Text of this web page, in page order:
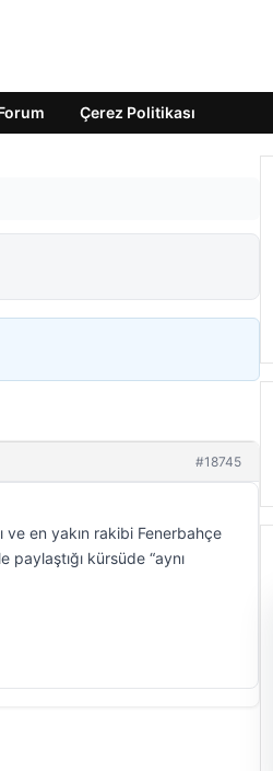
Çerez Politikası
#18745
en yakın rakibi Fenerbahçe
paylaştığı kürsüde “aynı